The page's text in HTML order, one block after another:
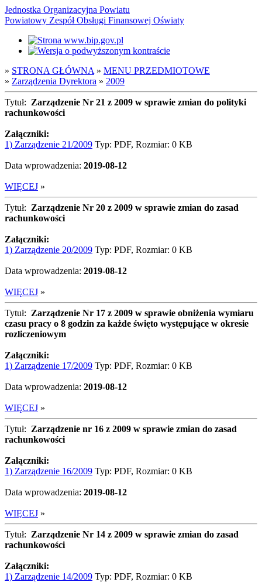
Jednostka Organizacyjna Powiatu
Powiatowy Zespół Obsługi Finansowej Oświaty
» STRONA GŁÓWNA » MENU PRZEDMIOTOWE
» Zarządzenia Dyrektora » 2009
Tytuł: Zarządzenie Nr 21 z 2009 w sprawie zmian do polityki
rachunkowości
Załączniki:
1) Zarządzenie 21/2009 Typ: PDF, Rozmiar: 0 KB
Data wprowadzenia: 2019-08-12
WIĘCEJ »
Tytuł: Zarządzenie Nr 20 z 2009 w sprawie zmian do zasad
rachunkowości
Załączniki:
1) Zarządzenie 20/2009 Typ: PDF, Rozmiar: 0 KB
Data wprowadzenia: 2019-08-12
WIĘCEJ »
Tytuł: Zarządzenie Nr 17 z 2009 w sprawie obniżenia wymiaru
czasu pracy o 8 godzin za każde święto występujące w okresie
rozliczeniowym
Załączniki:
1) Zarządzenie 17/2009 Typ: PDF, Rozmiar: 0 KB
Data wprowadzenia: 2019-08-12
WIĘCEJ »
Tytuł: Zarządzenie nr 16 z 2009 w sprawie zmian do zasad
rachunkowości
Załączniki:
1) Zarządzenie 16/2009 Typ: PDF, Rozmiar: 0 KB
Data wprowadzenia: 2019-08-12
WIĘCEJ »
Tytuł: Zarządzenie Nr 14 z 2009 w sprawie zmian do zasad
rachunkowości
Załączniki:
1) Zarządzenie 14/2009 Typ: PDF, Rozmiar: 0 KB